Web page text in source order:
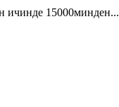
ичинде 15000минден...